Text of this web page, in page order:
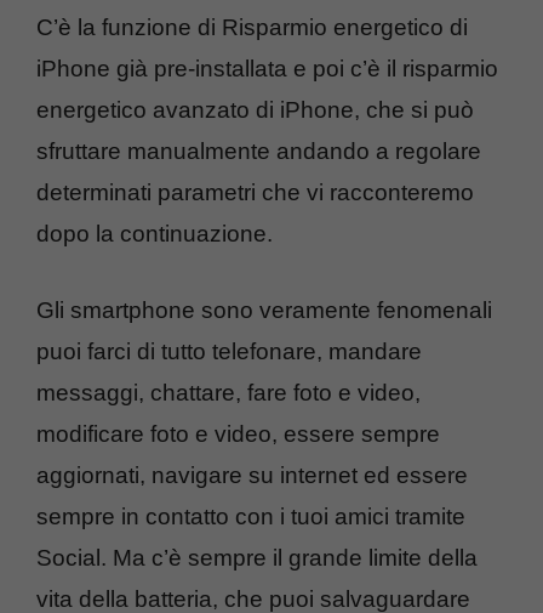
C’è la funzione di Risparmio energetico di
iPhone già pre-installata e poi c’è il risparmio
energetico avanzato di iPhone, che si può
sfruttare manualmente andando a regolare
determinati parametri che vi racconteremo
dopo la continuazione.
Gli smartphone sono veramente fenomenali
puoi farci di tutto telefonare, mandare
messaggi, chattare, fare foto e video,
modificare foto e video, essere sempre
aggiornati, navigare su internet ed essere
sempre in contatto con i tuoi amici tramite
Social. Ma c’è sempre il grande limite della
vita della batteria, che puoi salvaguardare